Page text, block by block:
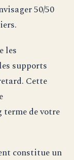
50/50
les
supports
Cette
de votre
constitue un